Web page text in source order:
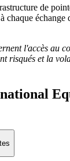
de
chaque échange
l'accès au
risqués et la